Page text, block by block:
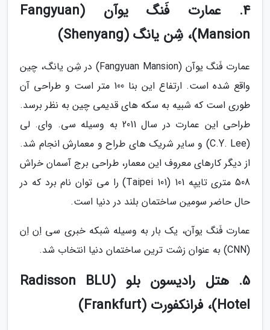
4. عمارت فَنگ یوآن (Fangyuan
Mansion)، شِن یانگ (Shenyang)
عمارت فَنگ یوآن (Fangyuan Mansion) در شِن یانگ، چین
واقع شده است. ارتفاع این بنا 100 متر است و طراحی آن
طوری است که شبیه به سکه های قدیمی چین به نظر برسد.
طراحی این عمارت در سال 2011 به وسیله سی. وای. لی
(C.Y. Lee) و سایر شریک های طراح و معمارش انجام شد.
از دیگر کارهای معروف این معمار، طراحی برج آسمان خراش
508 متری تایپه 101 (Taipei 101) را می توان نام برد که در
حال حاضر سومین ساختمان بلند در دنیا است.
عمارت فَنگ یوآن، یک بار به وسیله شبکه خبری سی اِن اِن
(CNN) به عنوان زشت ترین ساختمان دنیا انتخاب شد.
5. هتل رادیسون بلو (Radisson BLU
Hotel)، فرانکفورت (Frankfurt)